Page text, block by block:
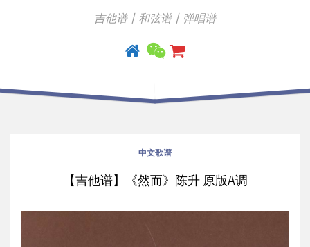
吉他谱丨和弦谱丨弹唱谱
中文歌谱
【吉他谱】《然而》陈升 原版A调